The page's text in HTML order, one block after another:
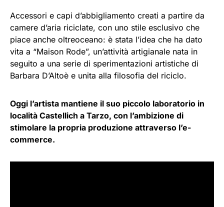
Accessori e capi d’abbigliamento creati a partire da
camere d’aria riciclate, con uno stile esclusivo che
piace anche oltreoceano: è stata l’idea che ha dato
vita a “Maison Rode”, un’attività artigianale nata in
seguito a una serie di sperimentazioni artistiche di
Barbara D’Altoè e unita alla filosofia del riciclo.
Oggi l’artista mantiene il suo piccolo laboratorio in
località Castellich a Tarzo, con l’ambizione di
stimolare la propria produzione attraverso l’e-
commerce.